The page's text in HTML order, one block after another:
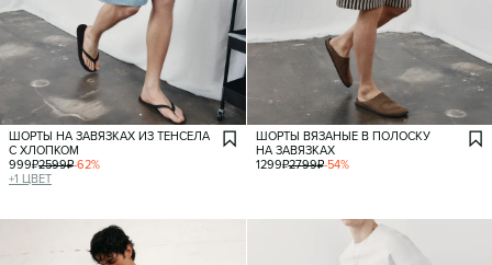
ШОРТЫ НА ЗАВЯЗКАХ ИЗ ТЕНСЕЛА
С ХЛОПКОМ
999₽2599₽-62%
+1 ЦВЕТ
ШОРТЫ ВЯЗАНЫЕ В ПОЛОСКУ
НА ЗАВЯЗКАХ
1299₽2799₽-54%